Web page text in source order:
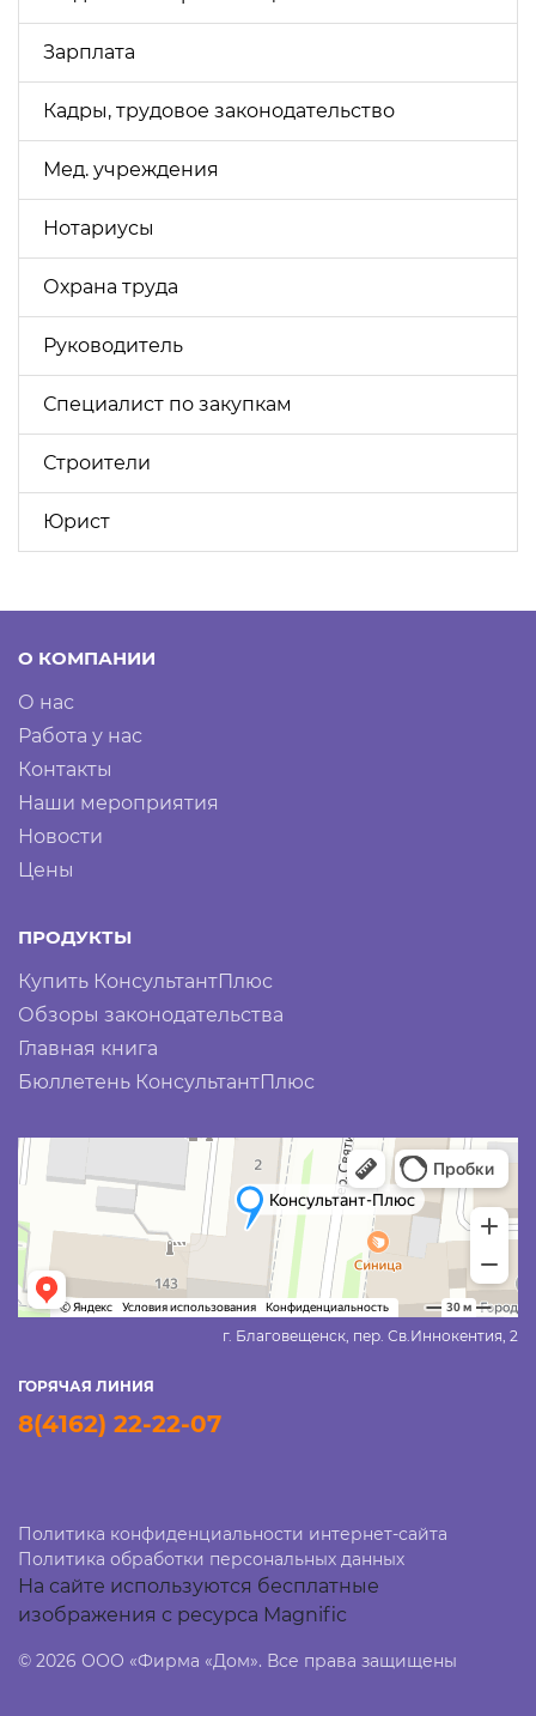
Зарплата
Кадры, трудовое законодательство
Мед. учреждения
Нотариусы
Охрана труда
Руководитель
Специалист по закупкам
Строители
Юрист
О КОМПАНИИ
О нас
Работа у нас
Контакты
Наши мероприятия
Новости
Цены
ПРОДУКТЫ
Купить КонсультантПлюс
Обзоры законодательства
Главная книга
Бюллетень КонсультантПлюс
г. Благовещенск, пер. Св.Иннокентия, 2
ГОРЯЧАЯ ЛИНИЯ
8(4162) 22-22-07
Политика конфиденциальности интернет-сайта
Политика обработки персональных данных
На сайте используются бесплатные
изображения с ресурса Magnific
© 2026 ООО «Фирма «Дом». Все права защищены